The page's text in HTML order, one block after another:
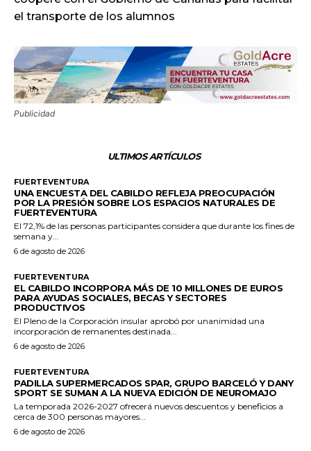
el transporte de los alumnos
Publicidad
ULTIMOS ARTÍCULOS
FUERTEVENTURA
UNA ENCUESTA DEL CABILDO REFLEJA PREOCUPACIÓN
POR LA PRESIÓN SOBRE LOS ESPACIOS NATURALES DE
FUERTEVENTURA
El 72,1% de las personas participantes considera que durante los fines de
semana y...
6 de agosto de 2026
FUERTEVENTURA
EL CABILDO INCORPORA MÁS DE 10 MILLONES DE EUROS
PARA AYUDAS SOCIALES, BECAS Y SECTORES
PRODUCTIVOS
El Pleno de la Corporación insular aprobó por unanimidad una
incorporación de remanentes destinada...
6 de agosto de 2026
FUERTEVENTURA
PADILLA SUPERMERCADOS SPAR, GRUPO BARCELÓ Y DANY
SPORT SE SUMAN A LA NUEVA EDICIÓN DE NEUROMAJO
La temporada 2026-2027 ofrecerá nuevos descuentos y beneficios a
cerca de 300 personas mayores...
6 de agosto de 2026